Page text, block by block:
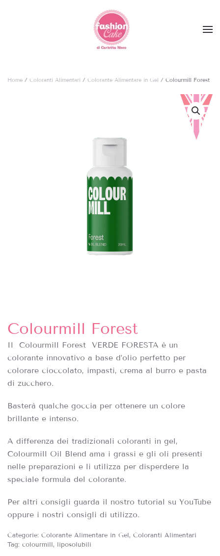
Skip to main content
Home / Coloranti Alimentari / Colorante Alimentare in Gel / Colourmill Forest
Colourmill Forest
Il
Colourmill Forest VERDE FORESTA è un
colorante innovativo a base d’olio perfetto per
colorare cioccolato, impasti, crema al burro e pasta
di zucchero.
Basterà qualche goccia per ottenere un colore
brillante e intenso.
A differenza dei tradizionali coloranti in gel,
Colourmill Oil Blend ama i grassi e gli oli presenti
nelle preparazioni e li utilizza per disperdere la
speciale formula del colorante.
Per altri consigli guarda il nostro tutorial su YouTube
oppure i nostri consigli di utilizzo.
Categorie: Colorante Alimentare in Gel, Coloranti Alimentari
Tag: colourmill, liposolubili